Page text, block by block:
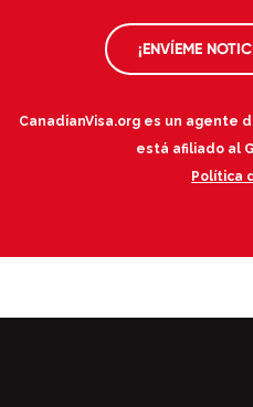
¡ENVÍEME
CanadianVisa.org es un agente
está afiliado al
Política